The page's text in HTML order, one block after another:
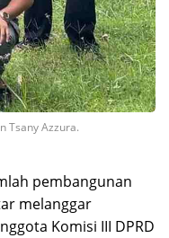
Tsany Azzura.
pembangunan
melanggar
Komisi III DPRD